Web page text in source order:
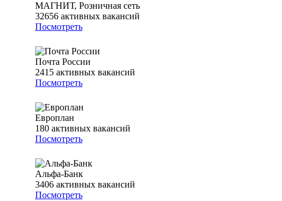
МАГНИТ, Розничная сеть
32656 активных вакансий
Посмотреть
Почта России
2415 активных вакансий
Посмотреть
Европлан
180 активных вакансий
Посмотреть
Альфа-Банк
3406 активных вакансий
Посмотреть